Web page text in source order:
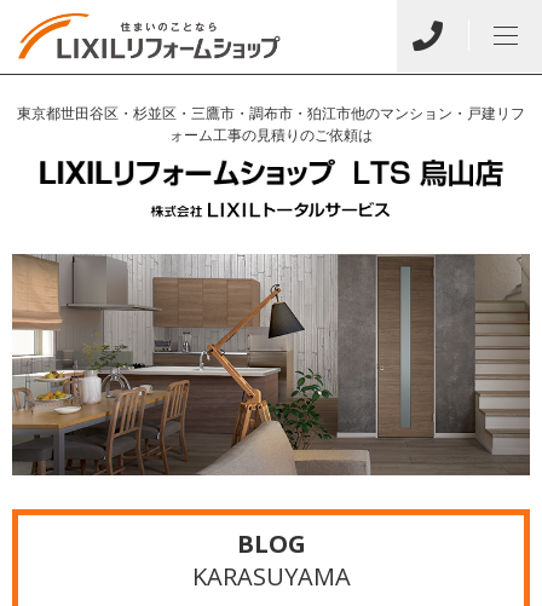
東京都世田谷区・杉並区・三鷹市・調布市・狛江市他のマンション・戸建リフ
ォーム工事の見積りのご依頼は
BLOG
KARASUYAMA